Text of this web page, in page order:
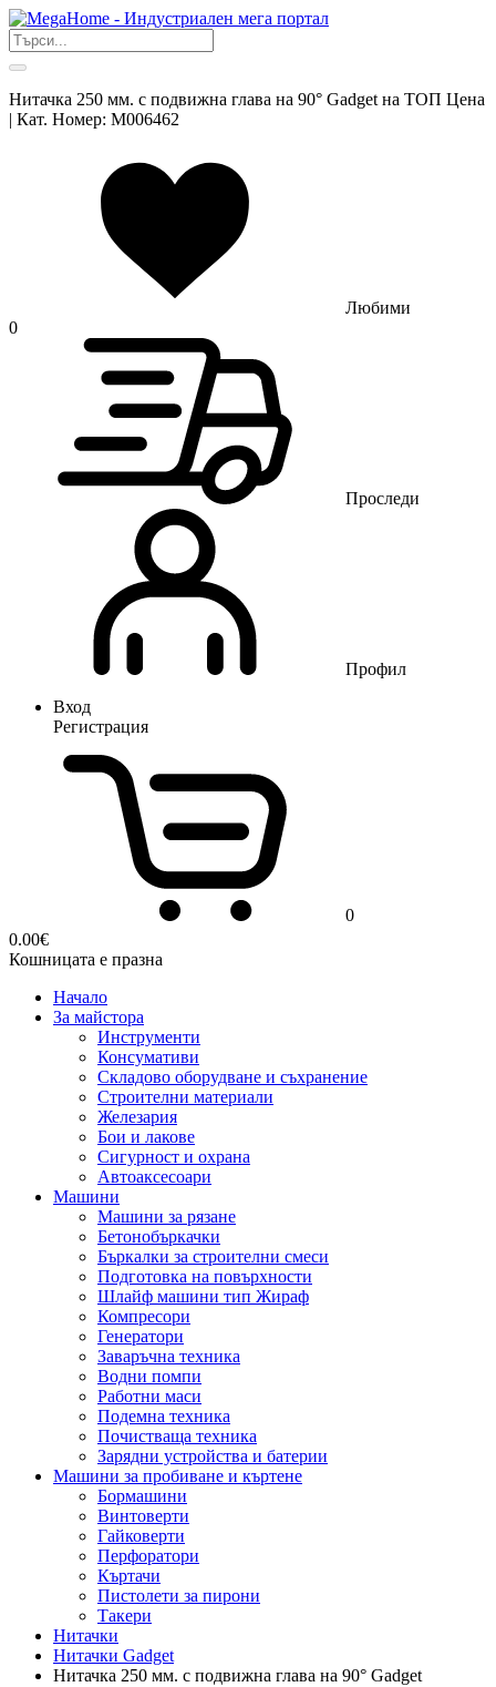
Нитачка 250 мм. с подвижна глава на 90° Gadget на ТОП Цена
| Кат. Номер: M006462
Любими
0
Проследи
Профил
Вход
Регистрация
0
0.00€
Кошницата е празна
Начало
За майстора
Инструменти
Консумативи
Складово оборудване и съхранение
Строителни материали
Железария
Бои и лакове
Сигурност и охрана
Автоаксесоари
Машини
Машини за рязане
Бетонобъркачки
Бъркалки за строителни смеси
Подготовка на повърхности
Шлайф машини тип Жираф
Компресори
Генератори
Заваръчна техника
Водни помпи
Работни маси
Подемна техника
Почистваща техника
Зарядни устройства и батерии
Машини за пробиване и къртене
Бормашини
Винтоверти
Гайковерти
Перфоратори
Къртачи
Пистолети за пирони
Такери
Нитачки
Нитачки Gadget
Нитачка 250 мм. с подвижна глава на 90° Gadget